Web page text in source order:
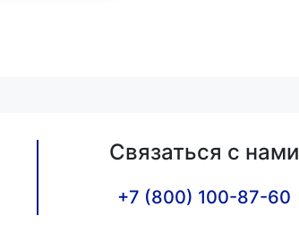
Связаться с нами
+7 (800) 100-87-60